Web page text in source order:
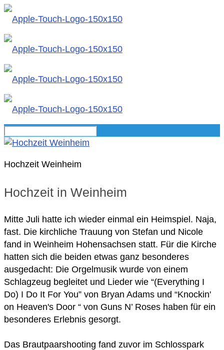
Hochzeit Weinheim
Hochzeit in Weinheim
Mitte Juli hatte ich wieder einmal ein Heimspiel. Naja,
fast. Die kirchliche Trauung von Stefan und Nicole
fand in Weinheim Hohensachsen statt. Für die Kirche
hatten sich die beiden etwas ganz besonderes
ausgedacht: Die Orgelmusik wurde von einem
Schlagzeug begleitet und Lieder wie “(Everything I
Do) I Do It For You” von Bryan Adams und “Knockin'
on Heaven's Door “ von Guns N’ Roses haben für ein
besonderes Erlebnis gesorgt.
Das Brautpaarshooting fand zuvor im Schlosspark